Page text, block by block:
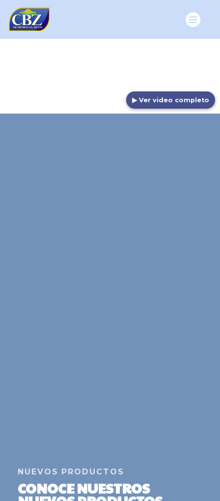
▶ Ver video completo
NUEVOS PRODUCTOS
CONOCE NUESTROS